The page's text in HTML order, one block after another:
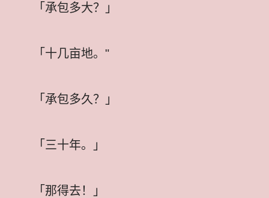
「承包多大？」
「十几亩地。"
「承包多久？」
「三十年。」
「那得去！」